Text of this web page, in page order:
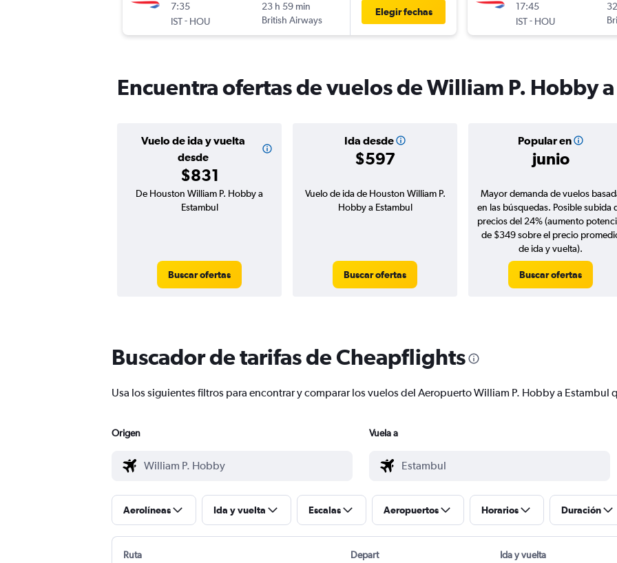
7:35
IST- HOU
23 h 59 min
British Airways
Elegir fechas
17:45
IST- HOU
Encuentra ofertas de vuelos de William P. Hobby
Vuelo de ida y vuelta
desde
$831
Ida desde
$597
Popular en
junio
De Houston William P. Hobby a
Estambul
Buscar ofertas
Vuelo de ida de Houston William P.
Hobby a Estambul
Buscar ofertas
Mayor demanda de vuelos
en las búsquedas. Posible subida
precios del 24% (aumento
de $349 sobre el precio
de ida y vuelta).
Buscar ofertas
Buscador de tarifas de Cheapflights
Usa los siguientes filtros para encontrar y comparar los vuelos del Aeropuerto William P. Hobby a Estambul
Origen Vuela a
Aerolíneas Ida y vuelta Escalas Aeropuertos Horarios Duración
Ruta Depart Ida y vuelta